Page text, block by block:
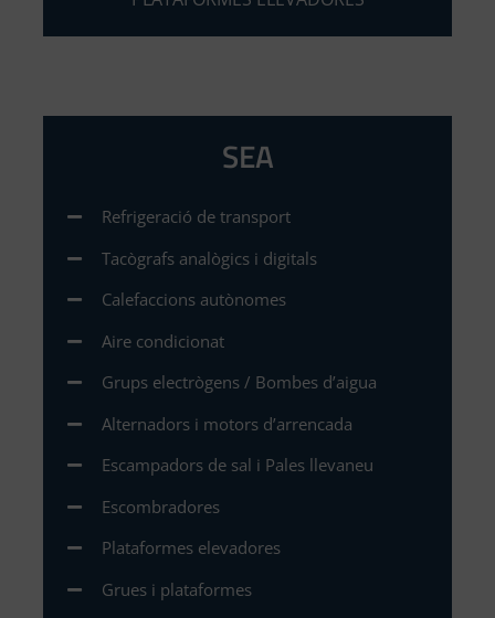
SEA
Refrigeració de transport
Tacògrafs analògics i digitals
Calefaccions autònomes
Aire condicionat
Grups electrògens / Bombes d’aigua
Alternadors i motors d’arrencada
Escampadors de sal i Pales llevaneu
Escombradores
Plataformes elevadores
Grues i plataformes